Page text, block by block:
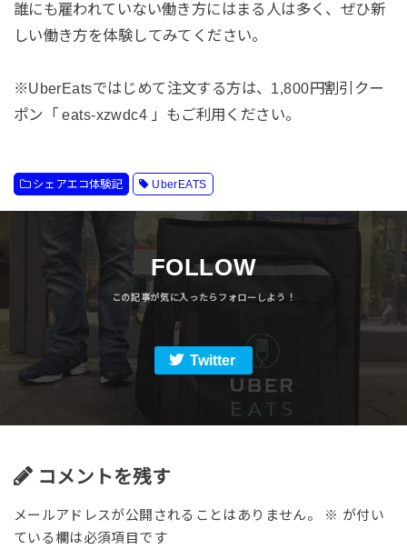
誰にも雇われていない働き方にはまる人は多く、ぜひ新
しい働き方を体験してみてください。
※UberEatsではじめて注文する方は、1,800円割引クー
ポン「 eats-xzwdc4 」もご利用ください。
シェアエコ体験記 UberEATS
FOLLOW
Twitter
コメントを残す
メールアドレスが公開されることはありません。 ※ が付い
ている欄は必須項目です